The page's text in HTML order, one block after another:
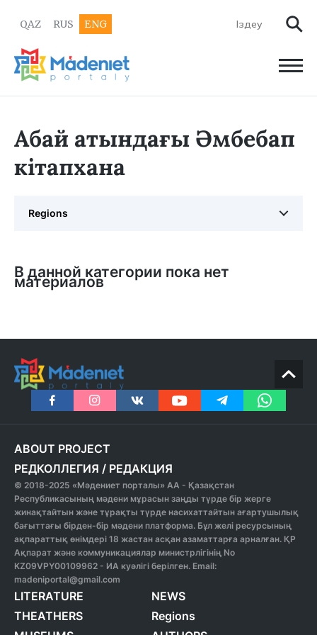
QAZ RUS ENG
Абай атындағы Әмбебап
кітапхана
Regions
В данной категории пока нет
материалов
ABOUT PROJECT
РЕДКОЛЛЕГИЯ / РЕДАКЦИЯ
© 2018-2025 «Мәдениет порталы» АА - Қазақстан
Республикасының мәдени мұрасын заңды түрде бір жерге
жинақтайтын және тұрақты түрде насихаттайтын ағартушылық
бағыттағы бірден-бір мәдени платформа. Бұл желі ресурсының
ақпараттық өнімдері 18 жастан асқан азаматтарға арналған. ҚР
Ақпарат және коммуникациялар министрлігінің No
KZ09VPY00109962 - ИА куәлігі берілген. Email:
madeniportal@gmail.com
LITERATURE
THEATHERS
NEWS
Regions